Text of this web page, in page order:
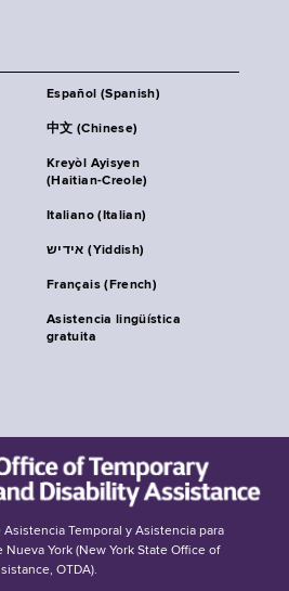
Español (Spanish)
中文 (Chinese)
Kreyòl Ayisyen
(Haitian-Creole)
Italiano (Italian)
אידיש (Yiddish)
Français (French)
Asistencia lingüística
gratuita
Temporal y Asistencia para
Nueva York (New York State Office of
OTDA).